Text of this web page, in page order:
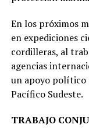
En los próximos
en expediciones
cordilleras, al
agencias
un apoyo político
Pacífico Sudeste.
TRABAJO